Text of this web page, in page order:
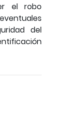
el robo
del